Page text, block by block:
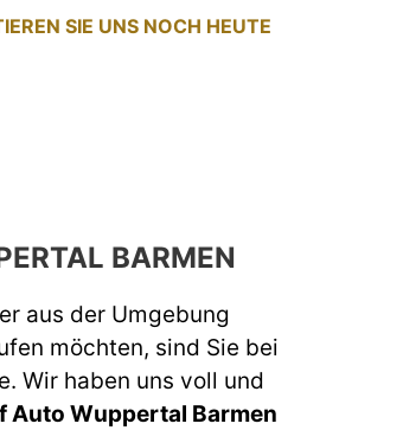
SIE UNS NOCH HEUTE
BARMEN
aus der Umgebung
möchten, sind Sie bei
Wir haben uns voll und
Auto Wuppertal Barmen